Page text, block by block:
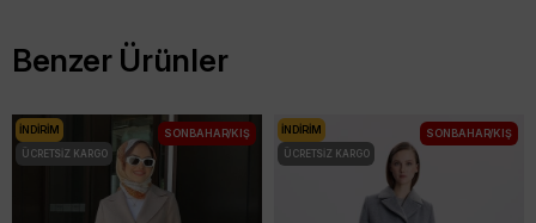
Benzer Ürünler
İNDIRIM
ÜCRETSIZ KARGO
SONBAHAR/KIŞ İNDIRIM
ÜCRETSIZ KARGO
SONBAHAR/KIŞ